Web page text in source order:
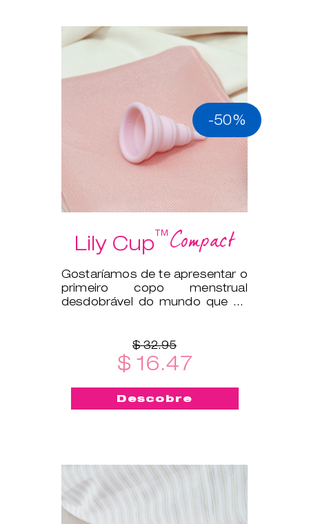
-50%
Lily Cup™Compact
Gostaríamos de te apresentar o
primeiro copo menstrual
desdobrável do mundo que se
$ 32.95
$ 16.47
Descobre